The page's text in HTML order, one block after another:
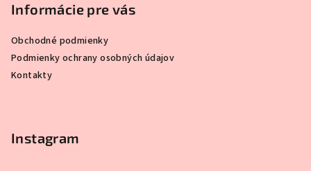
Informácie pre vás
Obchodné podmienky
Podmienky ochrany osobných údajov
Kontakty
Instagram